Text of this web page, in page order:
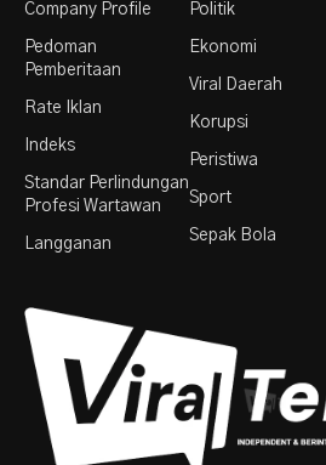
Company Profile
Pedoman
Pemberitaan
Rate Iklan
Indeks
Standar Perlindungan
Profesi Wartawan
Langganan
Politik
Ekonomi
Viral Daerah
Korupsi
Peristiwa
Sport
Sepak Bola